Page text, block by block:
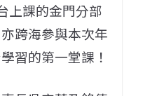
上課的金門分部
跨海參與本次年
習的第一堂課！